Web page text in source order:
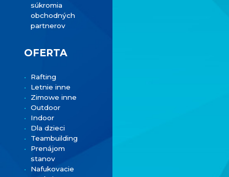
súkromia
obchodných
partnerov
OFERTA
Rafting
Letnie inne
Zimowe inne
Outdoor
Indoor
Dla dzieci
Teambuilding
Prenájom
stanov
Nafukovacie